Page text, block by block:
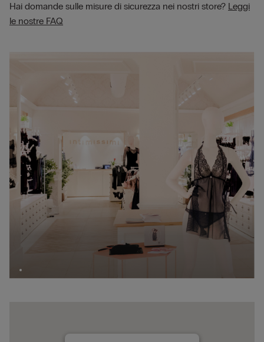
Hai domande sulle misure di sicurezza nei nostri store? Leggi
le nostre FAQ